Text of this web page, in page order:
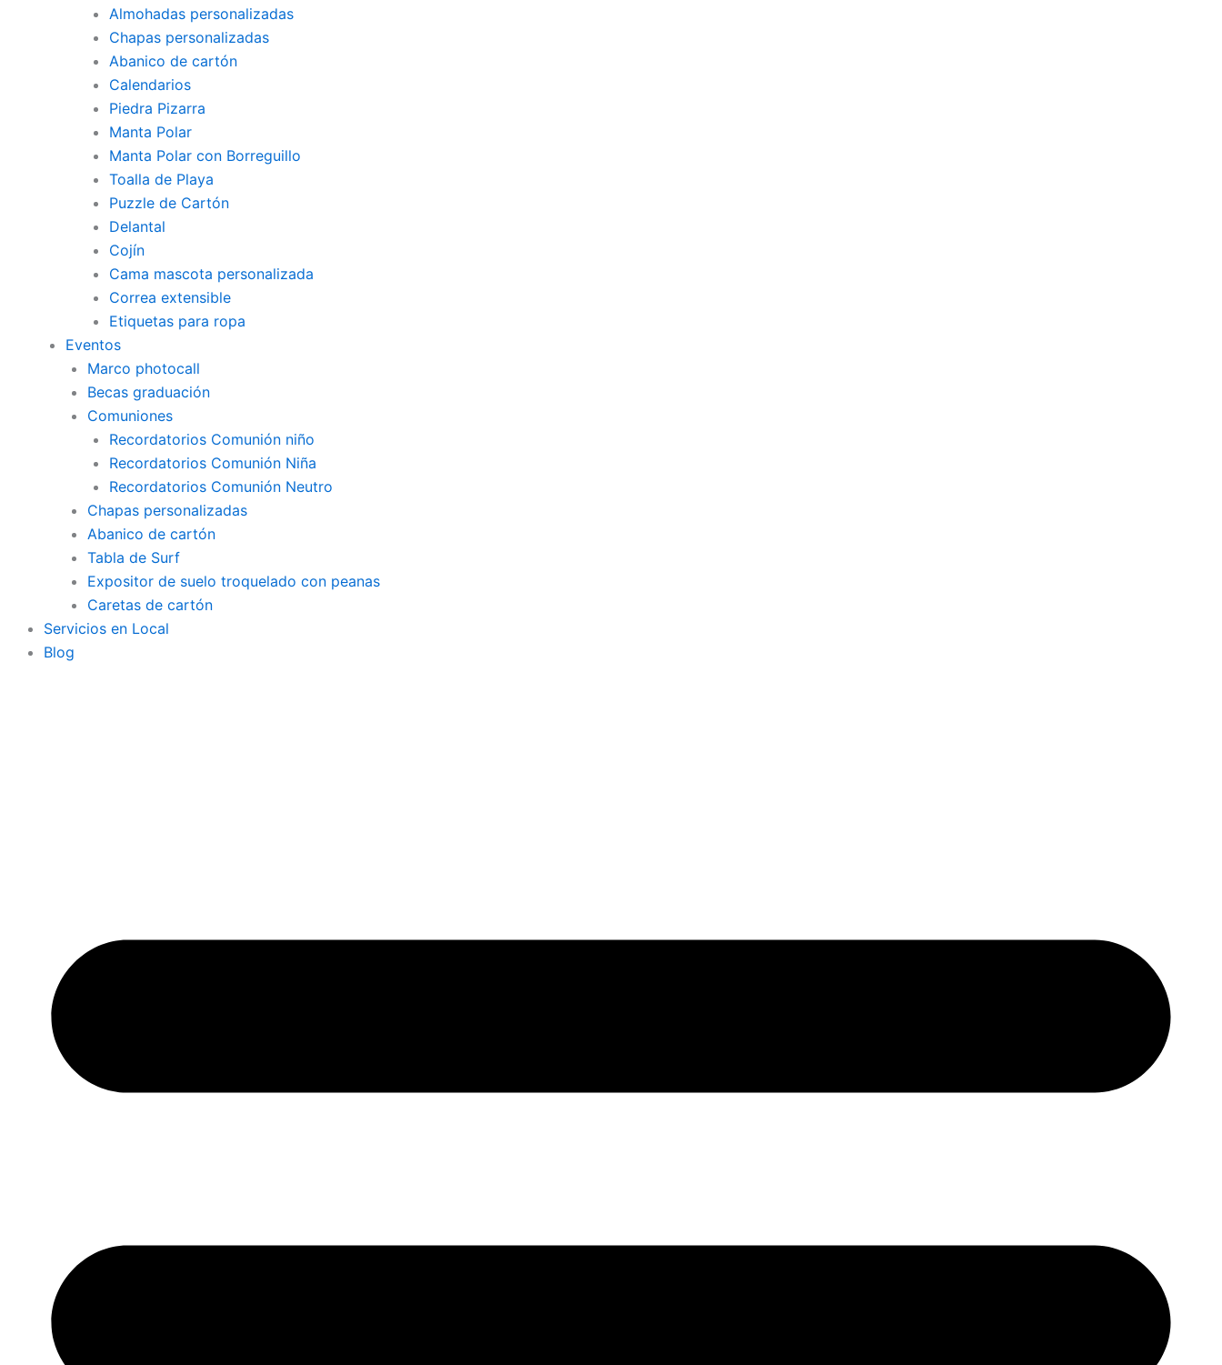
Almohadas personalizadas
Chapas personalizadas
Abanico de cartón
Calendarios
Piedra Pizarra
Manta Polar
Manta Polar con Borreguillo
Toalla de Playa
Puzzle de Cartón
Delantal
Cojín
Cama mascota personalizada
Correa extensible
Etiquetas para ropa
Eventos
Marco photocall
Becas graduación
Comuniones
Recordatorios Comunión niño
Recordatorios Comunión Niña
Recordatorios Comunión Neutro
Chapas personalizadas
Abanico de cartón
Tabla de Surf
Expositor de suelo troquelado con peanas
Caretas de cartón
Servicios en Local
Blog